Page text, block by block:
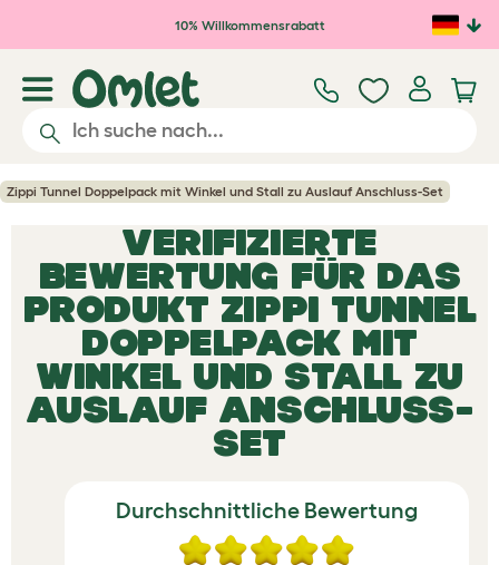
Zum Hauptinhalt springen
10% Willkommensrabatt
Zippi Tunnel Doppelpack mit Winkel und Stall zu Auslauf Anschluss-Set
VERIFIZIERTE
BEWERTUNG FÜR DAS
PRODUKT ZIPPI TUNNEL
DOPPELPACK MIT
WINKEL UND STALL ZU
AUSLAUF ANSCHLUSS-
SET
Durchschnittliche Bewertung